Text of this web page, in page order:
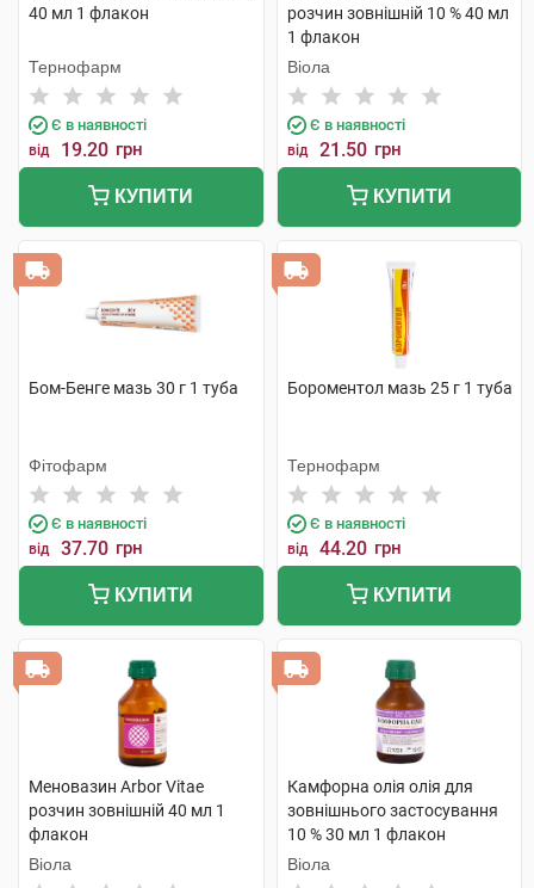
40 мл 1 флакон
Тернофарм
Є в наявності
від 19.20 грн
КУПИТИ
розчин зовнішній 10 % 40 мл
1 флакон
Віола
Є в наявності
від 21.50 грн
КУПИТИ
Бом-Бенге мазь 30 г 1 туба
Фітофарм
Є в наявності
від 37.70 грн
КУПИТИ
Бороментол мазь 25 г 1 туба
Тернофарм
Є в наявності
від 44.20 грн
КУПИТИ
Меновазин Arbor Vitae
розчин зовнішній 40 мл 1
флакон
Віола
Камфорна олія олія для
зовнішнього застосування
10 % 30 мл 1 флакон
Віола